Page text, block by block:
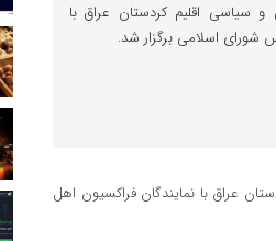
سیاسی اقلیم کردستان عراق با
اسلامی برگزار شد.
عراق با نمایندگان فراکسیون اهل